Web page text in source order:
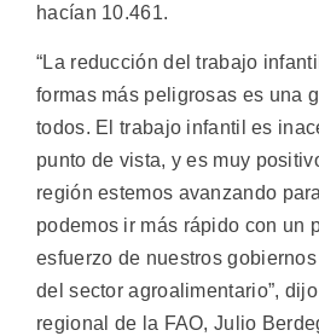
hacían 10.461.
“La reducción del trabajo
formas más peligrosas es una
todos. El trabajo infantil es
punto de vista, y es muy
región estemos avanzando
podemos ir más rápido con un
esfuerzo de nuestros
del sector agroalimentario”,
regional de la FAO, Julio